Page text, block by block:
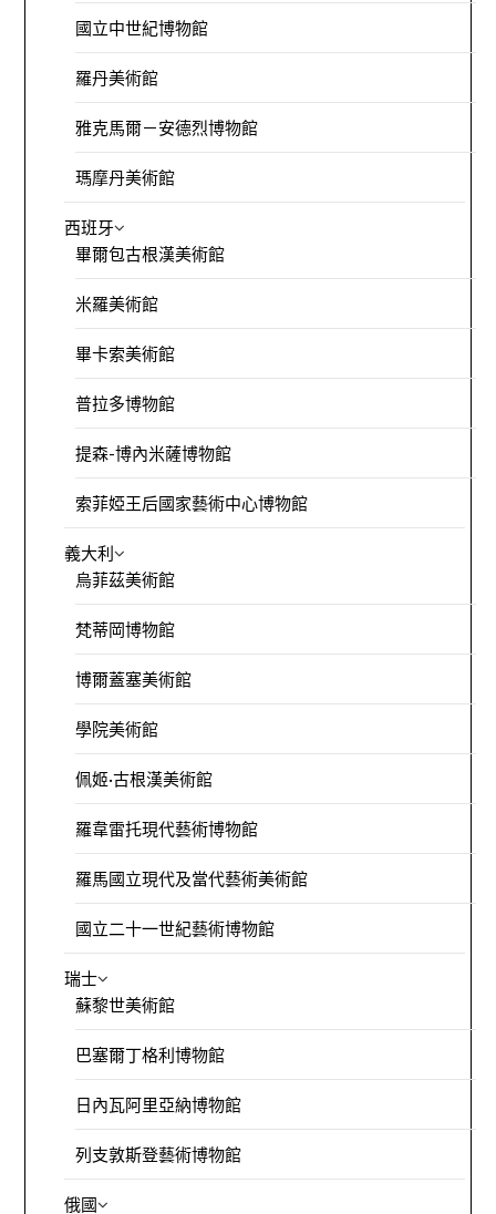
國立中世紀博物館
羅丹美術館
雅克馬爾－安德烈博物館
瑪摩丹美術館
西班牙
畢爾包古根漢美術館
米羅美術館
畢卡索美術館
普拉多博物館
提森-博內米薩博物館
索菲婭王后國家藝術中心博物館
義大利
烏菲茲美術館
梵蒂岡博物館
博爾蓋塞美術館
學院美術館
佩姬·古根漢美術館
羅韋雷托現代藝術博物館
羅馬國立現代及當代藝術美術館
國立二十一世紀藝術博物館
瑞士
蘇黎世美術館
巴塞爾丁格利博物館
日內瓦阿里亞納博物館
列支敦斯登藝術博物館
俄國